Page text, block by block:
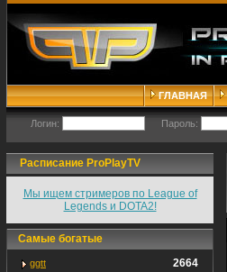
ГЛАВНАЯ
Логин: Пароль:
Расписание ProPlayTV
Мы ищем стримеров по League of
Legends и DOTA2!
Самые богатые
ggtt 2664